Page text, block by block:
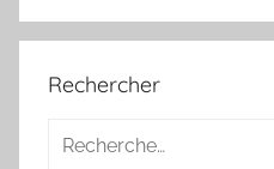
Rechercher
Recherche